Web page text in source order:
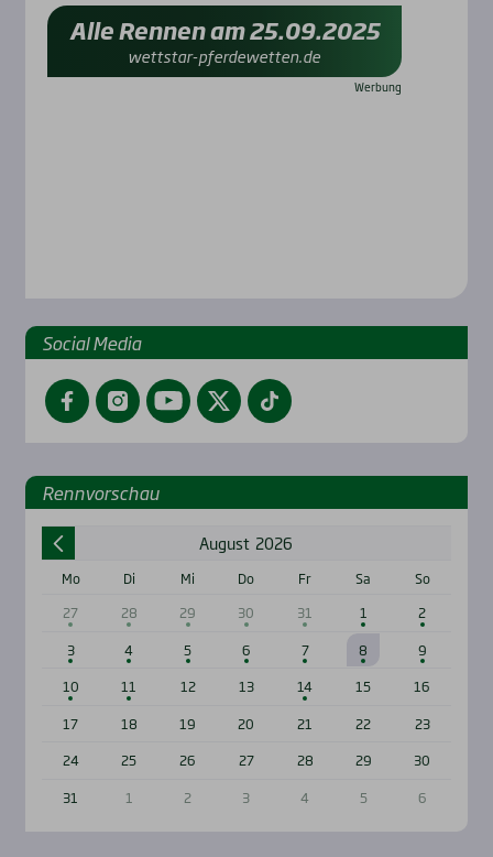
Alle Rennen am 25.09.2025
wettstar-pferdewetten.de
Social Media
FacebookInstagramYouTubeTwitterTikTok
Renn­vor­schau
August 2026
Mo Di Mi Do Fr Sa
So
27
28 29 30 31 1
2
3
4 5 6 7 8
9
10
11 12 13 14 15
16
17
18 19 20 21 22
23
24
25 26 27 28 29
30
31
1 2 3 4 5 6